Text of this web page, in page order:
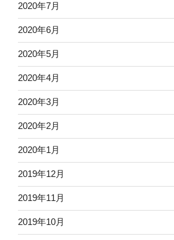
2020年7月
2020年6月
2020年5月
2020年4月
2020年3月
2020年2月
2020年1月
2019年12月
2019年11月
2019年10月